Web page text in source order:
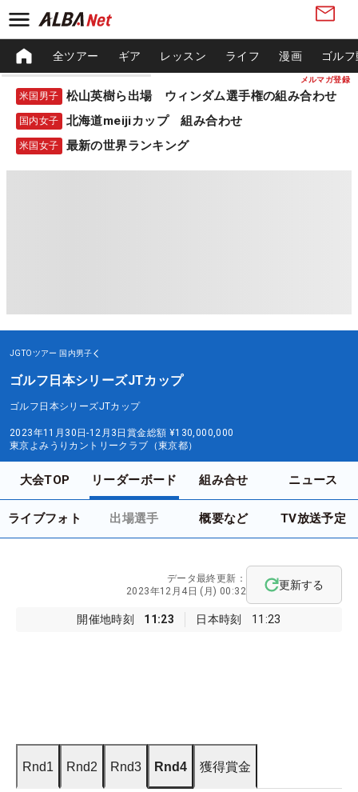
メルマガ登録
全ツアー ギア レッスン ライフ 漫画 ゴル
米国男子 松山英樹ら出場 ウィンダム選手権の組み合わせ
国内女子 北海道meijiカップ 組み合わせ
米国女子 最新の世界ランキング
JGTOツアー 国内男子
ゴルフ日本シリーズJTカップ
ゴルフ日本シリーズJTカップ
2023年11月30日-12月3日 賞金総額 ¥130,000,000
東京よみうりカントリークラブ（東京都）
大会TOP リーダーボード 組み合せ ニュース
ライブフォト 出場選手 概要など TV放送予定
開催地時刻 11:23 日本時刻 11:23
データ最終更新：
2023年12月4日 (月) 00:32
更新する
Rnd1 Rnd2 Rnd3 Rnd4 獲得賞金